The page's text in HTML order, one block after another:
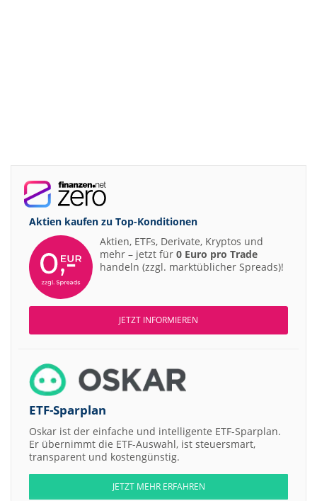
Aktien kaufen zu Top-Konditionen
Aktien, ETFs, Derivate, Kryptos und
mehr – jetzt für 0 Euro pro Trade
handeln (zzgl. marktüblicher Spreads)!
JETZT INFORMIEREN
ETF-Sparplan
Oskar ist der einfache und intelligente ETF-Sparplan.
Er übernimmt die ETF-Auswahl, ist steuersmart,
transparent und kostengünstig.
JETZT MEHR ERFAHREN